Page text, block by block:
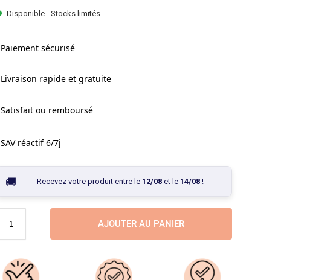
Disponible - Stocks limités
Paiement sécurisé
Livraison rapide et gratuite
Satisfait ou remboursé
SAV réactif 6/7j
Recevez votre produit entre le 12/08et le 14/08!
AJOUTER AU PANIER